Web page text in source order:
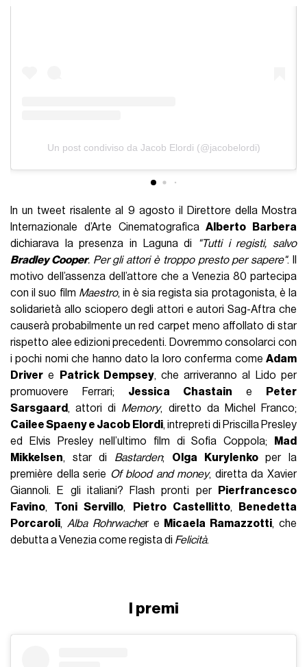
Un post condiviso da Jacob Elordi (@jacobelordi)
In un tweet risalente al 9 agosto il Direttore della Mostra
Internazionale d’Arte CinematograficaAlberto Barbera
dichiarava la presenza in Laguna di
"Tutti i registi, salvo
Bradley Cooper. Per gli attori è troppo presto per sapere". Il
motivo dell’assenza dell’attore che a Venezia 80 partecipa
con il suo film Maestro, in è sia regista sia protagonista, è la
solidarietà allo sciopero degli attori e autori Sag-Aftra che
causerà probabilmente un red carpet meno affollato di star
rispetto alee edizioni precedenti. Dovremmo consolarci con
i pochi nomi che hanno dato la loro conferma come Adam
Driver e Patrick Dempsey, che arriveranno al Lido per
promuovere Ferrari; Jessica Chastain e
Peter
Sarsgaard , attori di Memory, diretto da Michel Franco;
Cailee Spaeny e Jacob Elordi, intrepreti di Priscilla Presley
ed Elvis Presley nell’ultimo film di Sofia Coppola;
Mad
Mikkelsen, star di Bastarden; Olga Kurylenkoper la
première della serie Of blood and money, diretta da Xavier
Giannoli. E gli italiani? Flash pronti per
Pierfrancesco
Favino, Toni Servillo, Pietro Castellitto, Benedetta
Porcaroli, Alba Rohrwacher e Micaela Ramazzotti, che
debutta a Venezia come regista di Felicità.
I premi